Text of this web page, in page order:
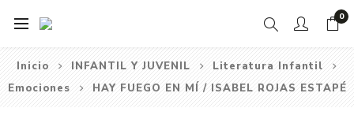
0
Inicio INFANTIL Y JUVENIL
Literatura Infantil
Emociones
HAY FUEGO EN MÍ / ISABEL ROJAS ESTAPÉ